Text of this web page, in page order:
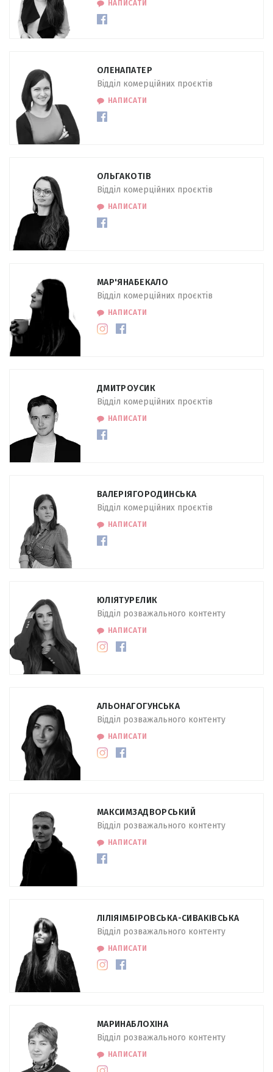
НАПИСАТИ
ОЛЕНАПАТЕР
Відділ комерційних проєктів
НАПИСАТИ
ОЛЬГАКОТІВ
Відділ комерційних проєктів
НАПИСАТИ
МАР'ЯНАБЕКАЛО
Відділ комерційних проєктів
НАПИСАТИ
ДМИТРОУСИК
Відділ комерційних проєктів
НАПИСАТИ
ВАЛЕРІЯГОРОДИНСЬКА
Відділ комерційних проєктів
НАПИСАТИ
ЮЛІЯТУРЕЛИК
Відділ розважального контенту
НАПИСАТИ
АЛЬОНАГОГУНСЬКА
Відділ розважального контенту
НАПИСАТИ
МАКСИМЗАДВОРСЬКИЙ
Відділ розважального контенту
НАПИСАТИ
ЛІЛІЯІМБІРОВСЬКА-СИВАКІВСЬКА
Відділ розважального контенту
НАПИСАТИ
МАРИНАБЛОХІНА
Відділ розважального контенту
НАПИСАТИ